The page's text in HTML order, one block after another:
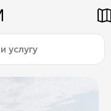
Паркинг